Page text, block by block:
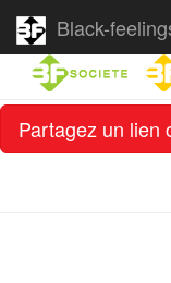
Partagez un lien
Black-